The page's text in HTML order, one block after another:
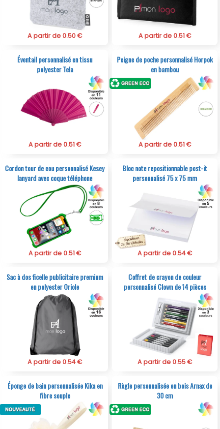
A partir de 0.50 € A partir de 0.51 €
Éventail personnalisé en tissu
polyester Tela
A partir de 0.51 €
Peigne de poche personnalisé Horpok
en bambou
A partir de 0.51 €
Cordon tour de cou personnalisé Kesey
lanyard avec coque téléphone
A partir de 0.51 €
Bloc note repositionnable post-it
personnalisé 75 x 75 mm
A partir de 0.54 €
Sac à dos ficelle publicitaire premium
en polyester Oriole
A partir de 0.54 €
Coffret de crayon de couleur
personnalisé Clown de 14 pièces
A partir de 0.55 €
Éponge de bain personnalisée Kika en
fibre souple
Règle personnalisée en bois Arnax de
30 cm